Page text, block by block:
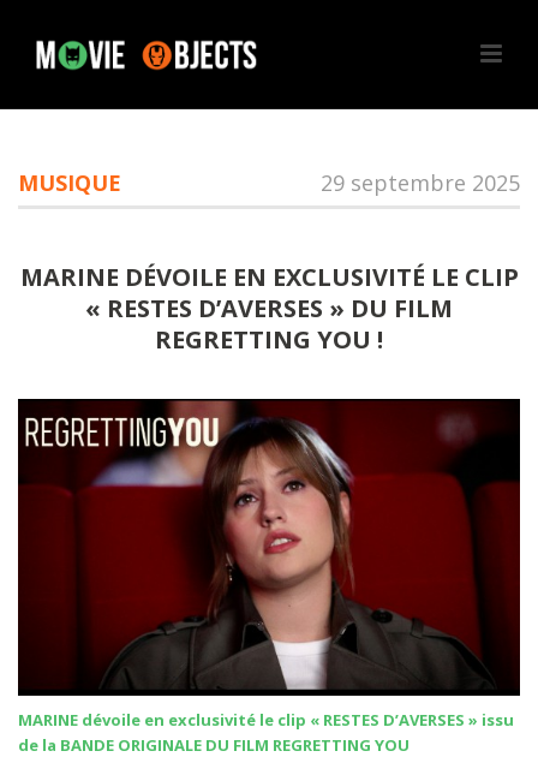
MUSIQUE 29 septembre 2025
MARINE DÉVOILE EN EXCLUSIVITÉ LE CLIP
« RESTES D’AVERSES » DU FILM
REGRETTING YOU !
MARINE dévoile en exclusivité le clip « RESTES D’AVERSES » issu
de la BANDE ORIGINALE DU FILM REGRETTING YOU